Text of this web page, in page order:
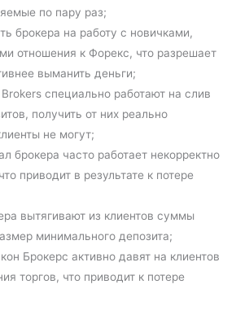
по пару раз;
брокера на работу с новичками,
отношения к Форекс, что разрешает
выманить деньги;
специально работают на слив
получить от них реально
не могут;
брокера часто работает некорректно
приводит в результате к потере
вытягивают из клиентов суммы
минимального депозита;
Брокерс активно давят на клиентов
торгов, что приводит к потере